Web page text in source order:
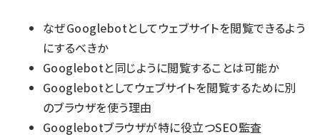
なぜGooglebotとしてウェブサイトを閲覧できるよう
にするべきか
Googlebotと同じように閲覧することは可能か
Googlebotとしてウェブサイトを閲覧するために別
のブラウザを使う理由
Googlebotブラウザが特に役立つSEO監査